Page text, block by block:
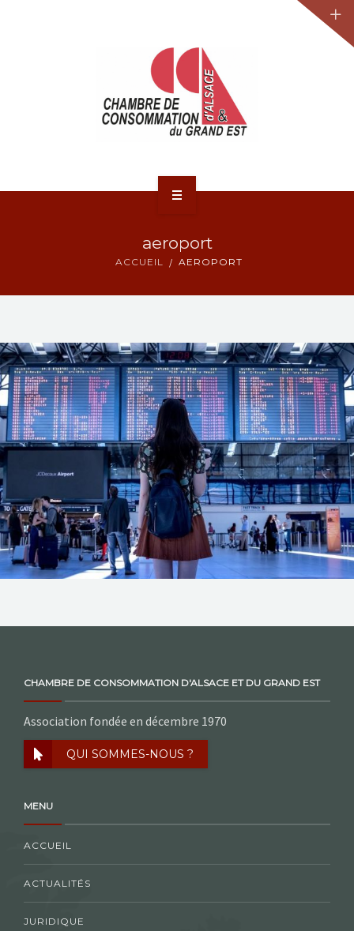
NOS ACTIONS
CONTACT
aeroport
ACCUEIL AEROPORT
CHAMBRE DE CONSOMMATION D'ALSACE ET DU GRAND EST
Association fondée en décembre 1970
QUI SOMMES-NOUS ?
MENU
ACCUEIL
ACTUALITÉS
JURIDIQUE